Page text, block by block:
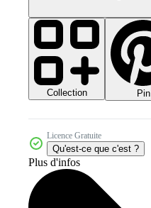
Collection Pin
Licence Gratuite
Qu'est-ce que c'est ?
Plus d'infos